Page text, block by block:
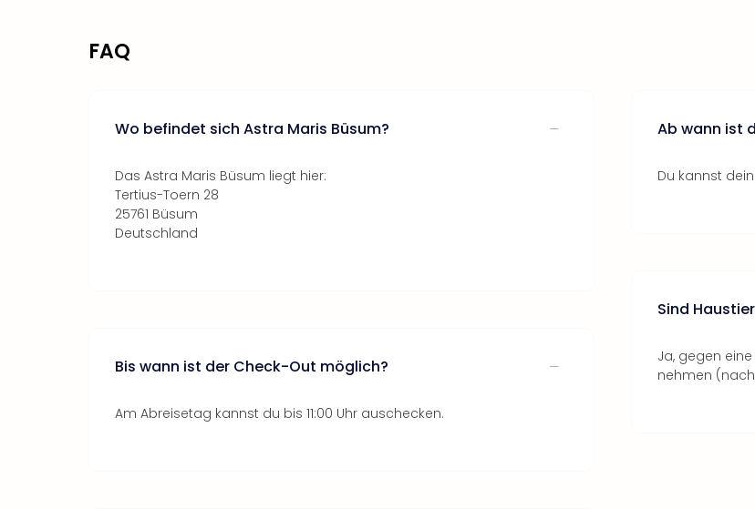
FAQ
Wo befindet sich Astra Maris Büsum?
Das Astra Maris Büsum liegt hier:
Tertius-Toern 28
25761 Büsum
Deutschland
Bis wann ist der Check-Out möglich?
Am Abreisetag kannst du bis 11:00 Uhr auschecken.
Ab wann ist
Du kannst
Sind
Ja, gegen
nehmen